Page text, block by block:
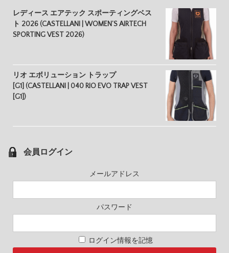
レディース エアテック スポーティングベス
ト 2026 (CASTELLANI | WOMEN’S AIRTECH
SPORTING VEST 2026)
リオ エボリューション トラップ
[G1] (CASTELLANI | 040 RIO EVO TRAP VEST
[G1])
会員ログイン
メールアドレス
パスワード
ログイン情報を記憶